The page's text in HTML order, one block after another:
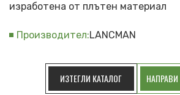
изработена от плътен материал
Производител:LANCMAN
ИЗТЕГЛИ КАТАЛОГ